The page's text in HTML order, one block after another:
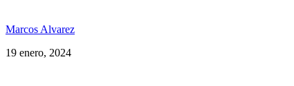
Marcos Alvarez
19 enero, 2024